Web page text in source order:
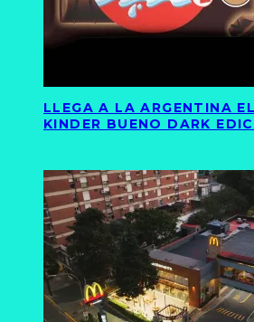
LLEGA A LA ARGENTINA
KINDER BUENO DARK